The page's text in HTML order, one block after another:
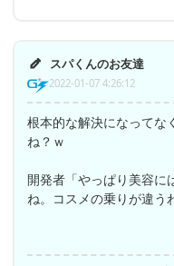
スパくんのお友達
2022-01-07 4:26:12
根本的な解決になってな
ね？ｗ
開発者「やっぱり美容に
ね。コスメの乗りが違う